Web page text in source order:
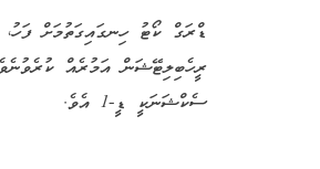
ޑްރަގް ކޯޓު ހިނގައިގަތުމަށް
ރީހެބިލިޓޭޝަން އަމުރެއް
ސެކްޝަނަކީ ޑީ-1 އެވެ.